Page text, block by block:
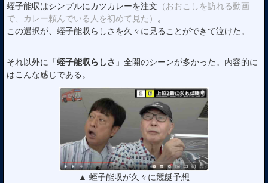
蛭子能収はシンプルにカツカレーを注文 （おおこしを訪れる動画
で、カレー頼んでいる人を初めて見た）
。
この選択が、蛭子能収らしさを久々に見ることができて泣けた。
それ以外に「蛭子能収らしさ 」全開のシーンが多かった。内容的に
はこんな感じである。
▲ 蛭子能収が久々に競艇予想